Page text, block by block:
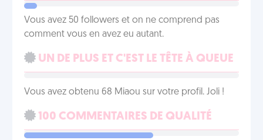
Vous avez 50 followers et on ne comprend pas
comment vous en avez eu autant.
UN DE PLUS ET C'EST LE TÊTE À QUEUE
Vous avez obtenu 68 Miaou sur votre profil. Joli !
100 COMMENTAIRES DE QUALITÉ